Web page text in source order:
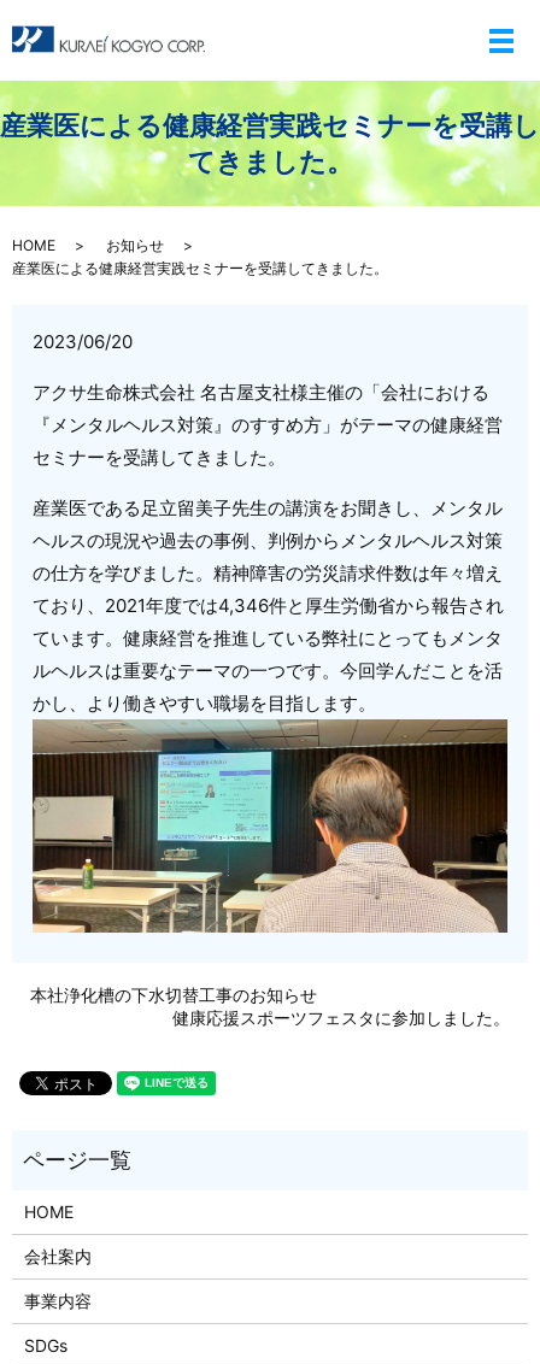
メ
産業医による健康経営実践セミナーを受講し
てきました。
HOME
お知らせ
産業医による健康経営実践セミナーを受講してきました。
2023/06/20
アクサ生命株式会社 名古屋支社様主催の「会社における
『メンタルヘルス対策』のすすめ方」がテーマの健康経営
セミナーを受講してきました。
産業医である足立留美子先生の講演をお聞きし、メンタル
ヘルスの現況や過去の事例、判例からメンタルヘルス対策
の仕方を学びました。精神障害の労災請求件数は年々増え
ており、2021年度では4,346件と厚生労働省から報告され
ています。健康経営を推進している弊社にとってもメンタ
ルヘルスは重要なテーマの一つです。今回学んだことを活
かし、より働きやすい職場を目指します。
本社浄化槽の下水切替工事のお知らせ
健康応援スポーツフェスタに参加しました。
HOME
会社案内
事業内容
SDGs